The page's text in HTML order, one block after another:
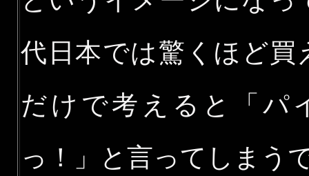
代日本では驚くほど買
だけで考えると「パ
っ！」と言ってしまう